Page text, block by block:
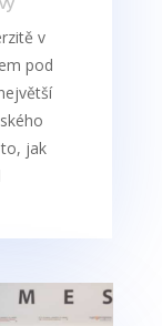
v
pod
jak